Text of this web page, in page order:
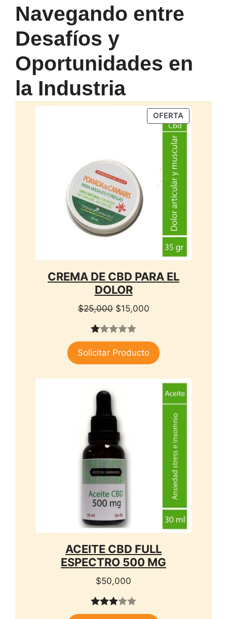
Navegando entre
Desafíos y
Oportunidades en
la Industria
OFERTAPRODUCTO
EN
CREMA DE CBD PARA EL
DOLOR
$25,000 El
original
$25,000.
$15,000El
es:
$15,000.
1.
00
Solicitar Producto
ACEITE CBD FULL
ESPECTRO 500 MG
$50,000
3.00